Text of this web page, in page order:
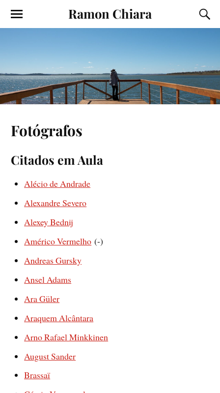
Ramon Chiara
Fotógrafos
Citados em Aula
Alécio de Andrade
Alexandre Severo
Alexey Bednij
Américo Vermelho (-)
Andreas Gursky
Ansel Adams
Ara Güler
Araquem Alcântara
Arno Rafael Minkkinen
August Sander
Brassaï